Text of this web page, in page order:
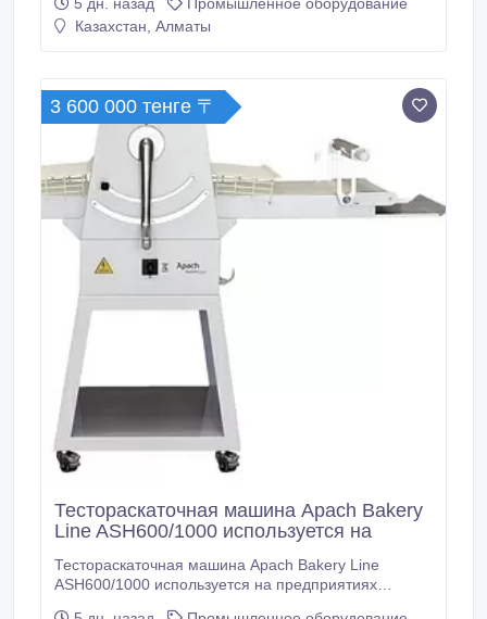
баранина и тд) Основное достоинство
представленного куттера заключается в том, что он
асинхронным двигателем, который отличаются
долгим сроком работы даже при интенсивном
использовании.
Казахстан, Алматы
3 600 000 тенге 〒
Тестораскаточная машина Apach Bakery
Line ASH600/1000 используется на
Тестораскаточная машина Apach Bakery Line
ASH600/1000 используется на предприятиях